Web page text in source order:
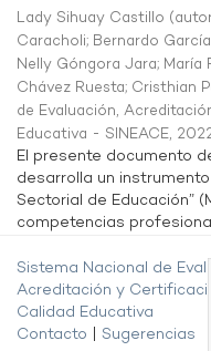
Lady Sihuay Castillo
Caracholi; Bernardo
Nelly Góngora Jara; María
Chávez Ruesta; Cristhian
de Evaluación,
Educativa - SINEACE,
El presente documento
desarrolla un
Sectorial de Educación”
competencias
Sistema Nacional de
Acreditación y
Calidad Educativa
Contacto
Sugerencias